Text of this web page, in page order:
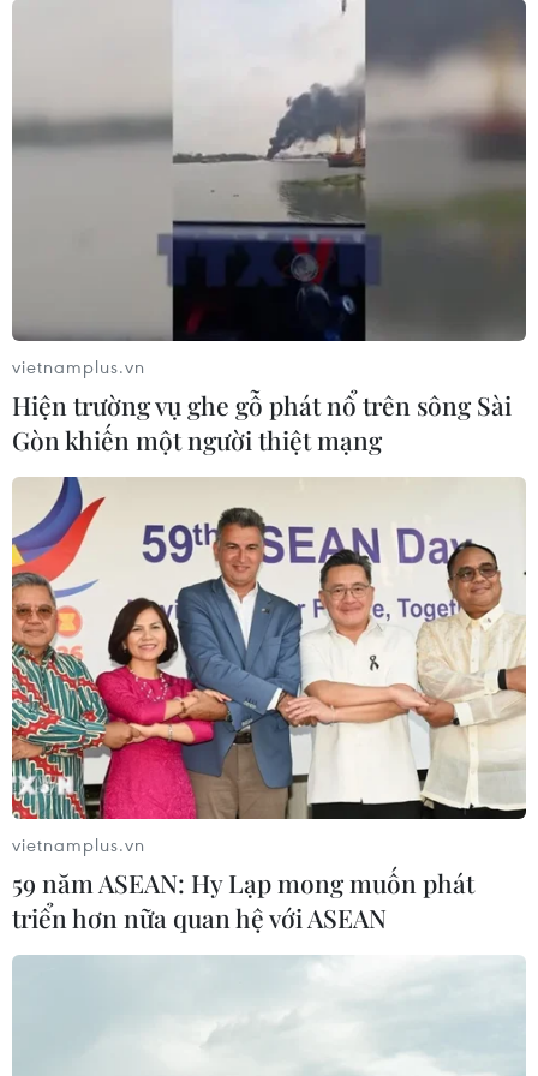
Hà Nội đồng loạt tổng vệ sinh trường học
trong ngày 1-2/2
31/01/2020 08:11
Ngay trong ngày 31/1 và 1/2, các trường học phải quán
triệt đến cán bộ, giáo viên, nhân viên; học sinh và phụ
huynh về nội dung phòng chống dịch bệnh của cơ quan
y tế chính thống.
vietnamplus.vn
Hiện trường vụ ghe gỗ phát nổ trên sông Sài
Gòn khiến một người thiệt mạng
vietnamplus.vn
59 năm ASEAN: Hy Lạp mong muốn phát
triển hơn nữa quan hệ với ASEAN